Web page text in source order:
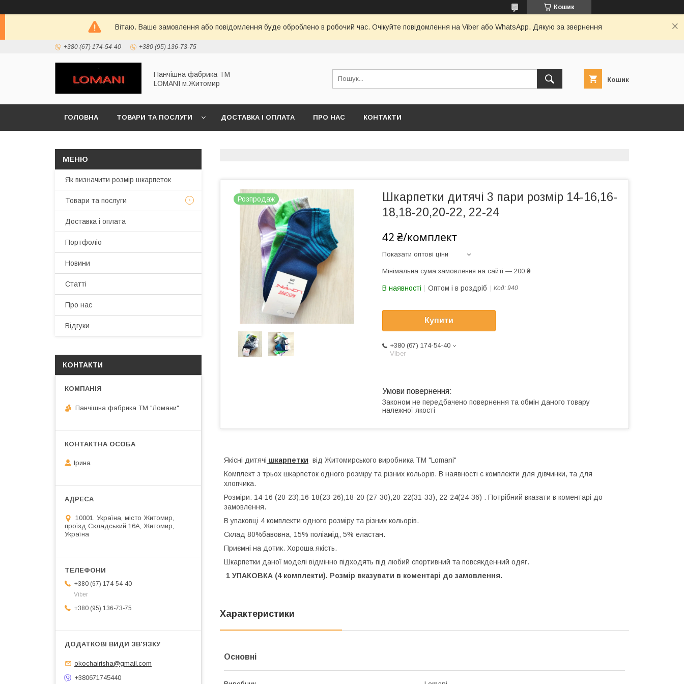
Кошик
Вітаю. Ваше замовлення або повідомлення буде оброблено в робочий час. Очікуйте повідомлення на Viber або WhatsApp. Дякую за звернення
+380 (67) 174-54-40 +380 (95) 136-73-75
Панчішна фабрика ТМ
LOMANI м.Житомир
Кошик
ГОЛОВНА ТОВАРИ ТА ПОСЛУГИ ДОСТАВКА І ОПЛАТА ПРО НАС КОНТАКТИ
Розпродаж
Шкарпетки дитячі 3 пари розмір 14-16,16-
18,18-20,20-22, 22-24
42 ₴/комплект
Показати оптові ціни
Мінімальна сума замовлення на сайті — 200 ₴
В наявності Оптом і в роздріб Код: 940
Купити
+380 (67) 174-54-40
Viber
Законом не передбачено повернення та обмін даного товару
належної якості
Якісні дитячі шкарпетки від Житомирського виробника ТМ "Lomani"
Комплект з трьох шкарпеток одного розміру та різних кольорів. В наявності є комплекти для дівчинки, та для
хлопчика.
Розміри: 14-16 (20-23),16-18(23-26),18-20 (27-30),20-22(31-33), 22-24(24-36) . Потрібний вказати в коментарі до
замовлення.
В упаковці 4 комплекти одного розміру та різних кольорів.
Склад 80%бавовна, 15% поліамід, 5% еластан.
Приємні на дотик. Хороша якість.
Шкарпетки даної моделі відмінно підходять під любий спортивний та повсякденний одяг.
1 УПАКОВКА (4 комплекти). Розмір вказувати в коментарі до замовлення.
Характеристики
Основні
Як визначити розмір шкарпеток
Товари та послуги
Доставка і оплата
Портфоліо
Новини
Статті
Про нас
Відгуки
КОНТАКТИ
Панчішна фабрика ТМ "Ломани"
Ірина
10001. Україна, місто Житомир,
проїзд Складський 16А, Житомир,
Україна
+380 (67) 174-54-40
Viber
+380 (95) 136-73-75
okochairisha@gmail.com
+380671745440